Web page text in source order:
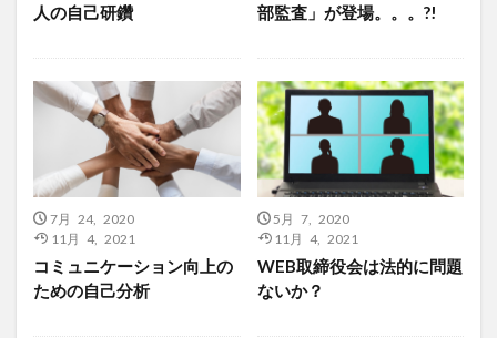
人の自己研鑽
部監査」が登場。。。?!
7月 24, 2020
11月 4, 2021
コミュニケーション向上の
ための自己分析
5月 7, 2020
11月 4, 2021
WEB取締役会は法的に問題
ないか？